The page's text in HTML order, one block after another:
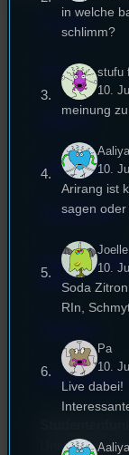
FAQ
Satzung
Impressum
Datenschutz
Cookie-
(EU)
EPK & Presse
in welche
schlimm?
stufu
10.
meinung
10.
Arirang ist
sagen
Joelle
10.
Soda
RIn,
Pa
10.
Live dabei!